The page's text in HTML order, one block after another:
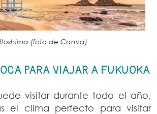
Itoshima (foto de Canva)
PARA VIAJAR A FUKUOKA
visitar durante todo el año,
el clima perfecto para visitar